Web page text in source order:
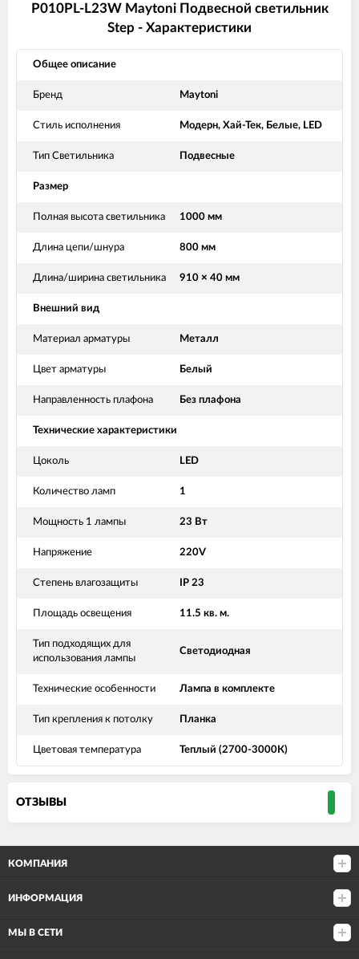
P010PL-L23W Maytoni Подвесной светильник
Step - Характеристики
Общее описание
Бренд Maytoni
Стиль исполнения Модерн, Хай-Тек, Белые, LED
Тип Светильника Подвесные
Размер
Полная высота светильника 1000 мм
Длина цепи/шнура 800 мм
Длина/ширина светильника 910 × 40 мм
Внешний вид
Материал арматуры Металл
Цвет арматуры Белый
Направленность плафона Без плафона
Технические характеристики
Цоколь LED
Количество ламп 1
Мощность 1 лампы 23 Вт
Напряжение 220V
Степень влагозащиты IP 23
Площадь освещения 11.5 кв. м.
Тип подходящих для
использования лампы
Светодиодная
Технические особенности Лампа в комплекте
Тип крепления к потолку Планка
Цветовая температура Теплый (2700-3000К)
ОТЗЫВЫ
КОМПАНИЯ
ИНФОРМАЦИЯ
МЫ В СЕТИ